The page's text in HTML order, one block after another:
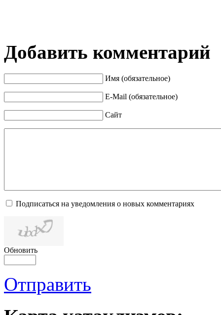
Добавить комментарий
Имя (обязательное)
E-Mail (обязательное)
Сайт
Подписаться на уведомления о новых комментариях
Обновить
Отправить